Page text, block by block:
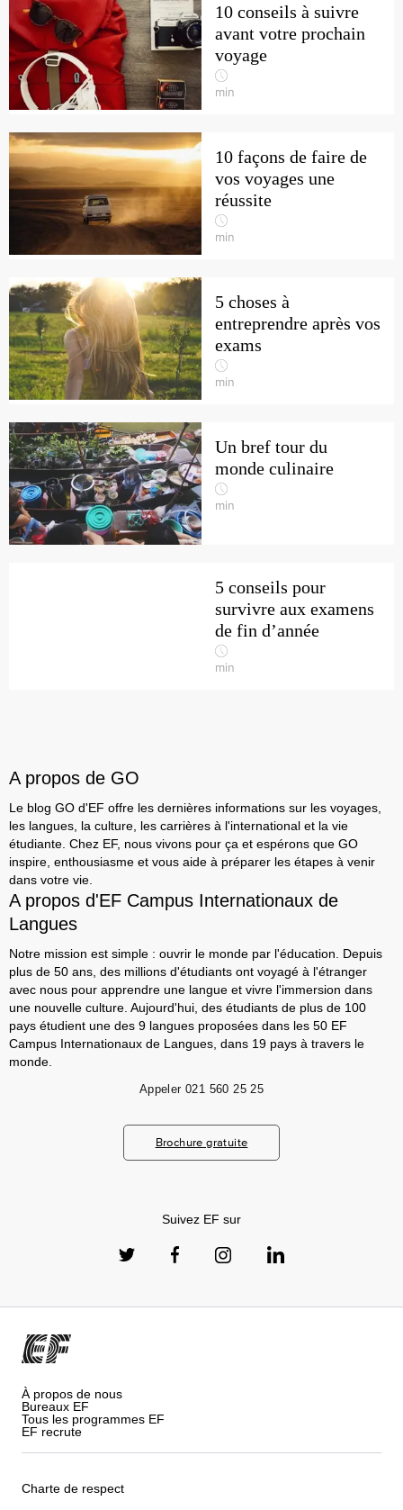
10 conseils à suivre
avant votre prochain
voyage
min
10 façons de faire de
vos voyages une
réussite
min
5 choses à
entreprendre après vos
exams
min
Un bref tour du
monde culinaire
min
5 conseils pour
survivre aux examens
de fin d’année
min
A propos de GO
Le blog GO d'EF offre les dernières informations sur les voyages,
les langues, la culture, les carrières à l'international et la vie
étudiante. Chez EF, nous vivons pour ça et espérons que GO
inspire, enthousiasme et vous aide à préparer les étapes à venir
dans votre vie.
A propos d'EF Campus Internationaux de
Langues
Notre mission est simple : ouvrir le monde par l'éducation. Depuis
plus de 50 ans, des millions d'étudiants ont voyagé à l'étranger
avec nous pour apprendre une langue et vivre l'immersion dans
une nouvelle culture. Aujourd'hui, des étudiants de plus de 100
pays étudient une des 9 langues proposées dans les 50 EF
Campus Internationaux de Langues, dans 19 pays à travers le
monde.
Appeler 021 560 25 25
Brochure gratuite
Suivez EF sur
À propos de nous
Bureaux EF
Tous les programmes EF
EF recrute
Charte de respect